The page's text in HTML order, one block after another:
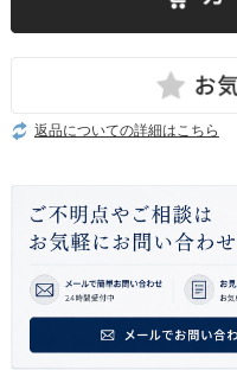
返品についての詳細はこちら